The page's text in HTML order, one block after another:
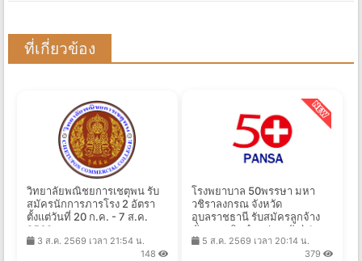
ที่เกี่ยวข้อง
วิทยาลัยพณิชยการเชตุพน รับ
สมัครนักการภารโรง 2 อัตรา
ตั้งแต่วันที่ 20 ก.ค. - 7 ส.ค.
2569
3 ส.ค. 2569 เวลา 21:54 น.
148
โรงพยาบาล 50พรรษา มหา
วชิราลงกรณ จังหวัด
อุบลราชธานี รับสมัครลูกจ้าง
ชั่วคราวเงินบำรุง(รายวัน) 1
อัตรา จ้างวันละ 305 บาท ตั้งแต่
5 ส.ค. 2569 เวลา 20:14 น.
379